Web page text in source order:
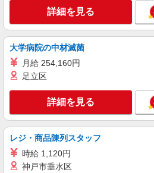
カウンター・キッ
時＞土日祝 17:00
東京都大田区仲
キープ
アルバイト パート
ケンタッキーフライドチキン 大森西口店
カウンター・キッ
詳細を見る
大学病院の中材滅菌
月給 254,160円
足立区
詳細を見る
レジ・商品陳列スタッフ
時給 1,120円
神戸市垂水区